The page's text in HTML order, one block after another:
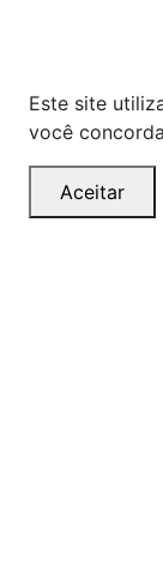
Este site
você
Aceitar